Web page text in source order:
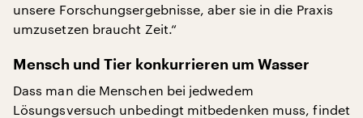
unsere Forschungsergebnisse, aber sie in die Praxis
umzusetzen braucht Zeit.“
Mensch und Tier konkurrieren um Wasser
Dass man die Menschen bei jedwedem
Lösungsversuch unbedingt mitbedenken muss, findet